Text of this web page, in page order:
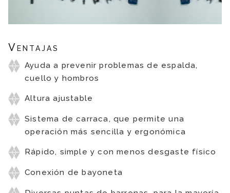
Ventajas
Ayuda a prevenir problemas de espalda,
cuello y hombros
Altura ajustable
Sistema de carraca, que permite una
operación más sencilla y ergonómica
Rápido, simple y con menos desgaste físico
Conexión de bayoneta